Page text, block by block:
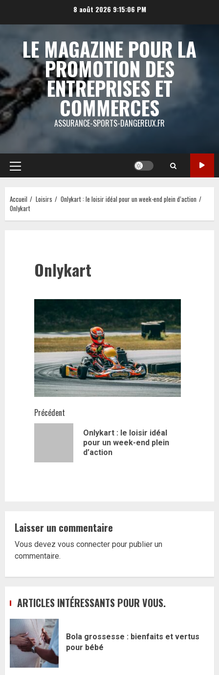
8 août 2026 9:15:06 PM
LE MAGAZINE POUR LA
PROMOTION DES
ENTREPRISES ET
COMMERCES
ASSURANCE-SPORTS-DANGEREUX.FR
Menu
principal
Accueil Loisirs
Onlykart : le loisir idéal pour un week-end plein d’action
Onlykart
Onlykart
Navigation
Précédent
Onlykart : le loisir idéal
pour un week-end plein
d’action
Laisser un commentaire
Vous devez vous connecter pour publier un
commentaire.
ARTICLES INTÉRESSANTS POUR VOUS.
Bola grossesse : bienfaits et vertus
pour bébé